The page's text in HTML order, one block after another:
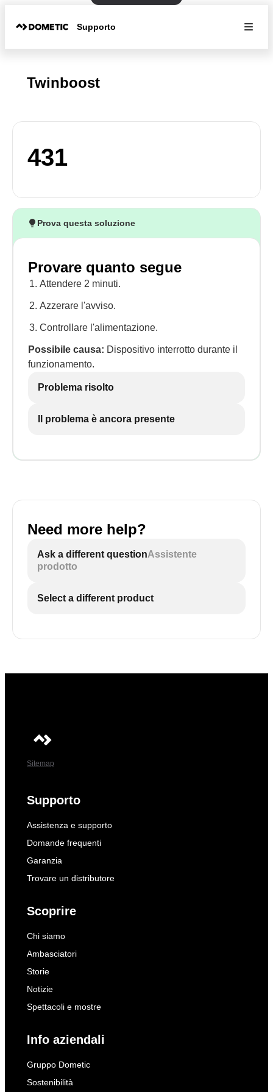
Supporto
Twinboost
431
Prova questa soluzione
Provare quanto segue
Attendere 2 minuti.
Azzerare l'avviso.
Controllare l'alimentazione.
Possibile causa: Dispositivo interrotto durante il
funzionamento.
Problema risolto
Il problema è ancora presente
Need more help?
Ask a different questionAssistente
prodotto
Select a different product
Sitemap
Supporto
Assistenza e supporto
Domande frequenti
Garanzia
Trovare un distributore
Scoprire
Chi siamo
Ambasciatori
Storie
Notizie
Spettacoli e mostre
Info aziendali
Gruppo Dometic
Sostenibilità